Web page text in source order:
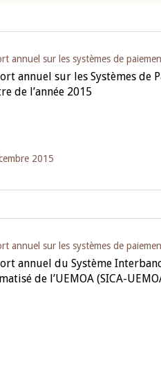
annuel sur les systèmes de
annuel sur les Systèmes de
de l’année 2015
2015
annuel sur les systèmes de
annuel du Système
de l’UEMOA (SICA-